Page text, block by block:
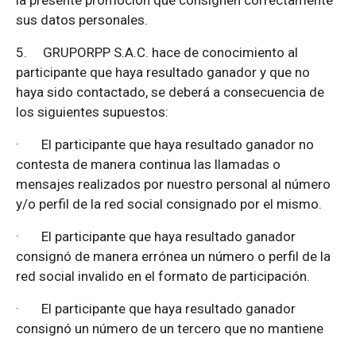
sus datos personales.
5. GRUPORPP S.A.C. hace de conocimiento al
participante que haya resultado ganador y que no
haya sido contactado, se deberá a consecuencia de
los siguientes supuestos:
· El participante que haya resultado ganador no
contesta de manera continua las llamadas o
mensajes realizados por nuestro personal al número
y/o perfil de la red social consignado por el mismo.
· El participante que haya resultado ganador
consignó de manera errónea un número o perfil de la
red social invalido en el formato de participación.
· El participante que haya resultado ganador
consignó un número de un tercero que no mantiene